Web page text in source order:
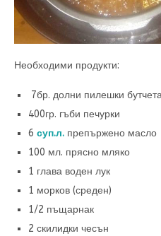
Необходими продукти:
7бр. долни пилешки
400гр. гъби печурки
6 суп.л. препържено масло
100 мл. прясно мляко
1 глава воден лук
1 морков (среден)
1/2 пъщарнак
2 скилидки чесън